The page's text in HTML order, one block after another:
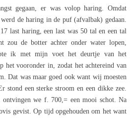
gegaan, er was volop haring. Omdat
de haring in de puf (afvalbak) gedaan.
last haring, een last was 50 tal en een tal
zou de botter achter onder water lopen,
ik met mijn voet het deurtje van het
het vooronder in, zodat het achtereind van
Dat was maar goed ook want wij moesten
stond een sterke stroom en een dikke zee.
ontvingen we f. 700,= een mooi schot. Na
gevist. Op tijd opgehouden om het want